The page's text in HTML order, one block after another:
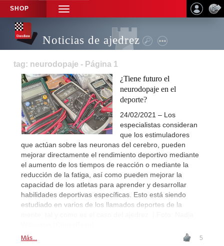
SHOP
TOGGLE
NAVIGATION
Noticias de ajedrez
tag: neurodopaje - Página 1
¿Tiene futuro el
neurodopaje en el
deporte?
24/02/2021 – Los
especialistas consideran
que los estimuladores
que actúan sobre las neuronas del cerebro, pueden
mejorar directamente el rendimiento deportivo mediante
el aumento de los tiempos de reacción o mediante la
reducción de la fatiga, así como pueden mejorar la
capacidad de los atletas para aprender y desarrollar
habilidades deportivas específicas. Esto está siendo
estudiado en varios de los llamados deportes de la
Más... 5